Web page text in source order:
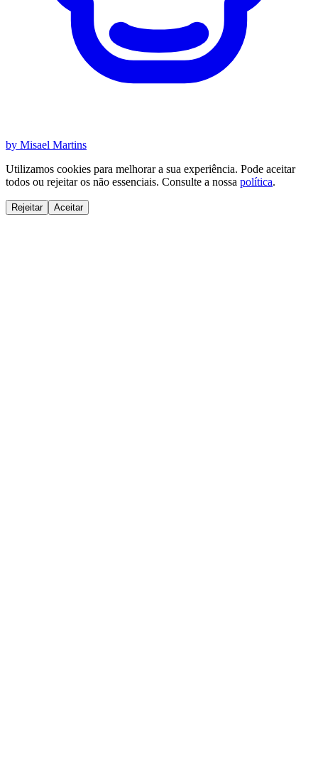
by Misael Martins
Utilizamos cookies para melhorar a sua experiência. Pode aceitar
todos ou rejeitar os não essenciais. Consulte a nossa política.
Rejeitar Aceitar